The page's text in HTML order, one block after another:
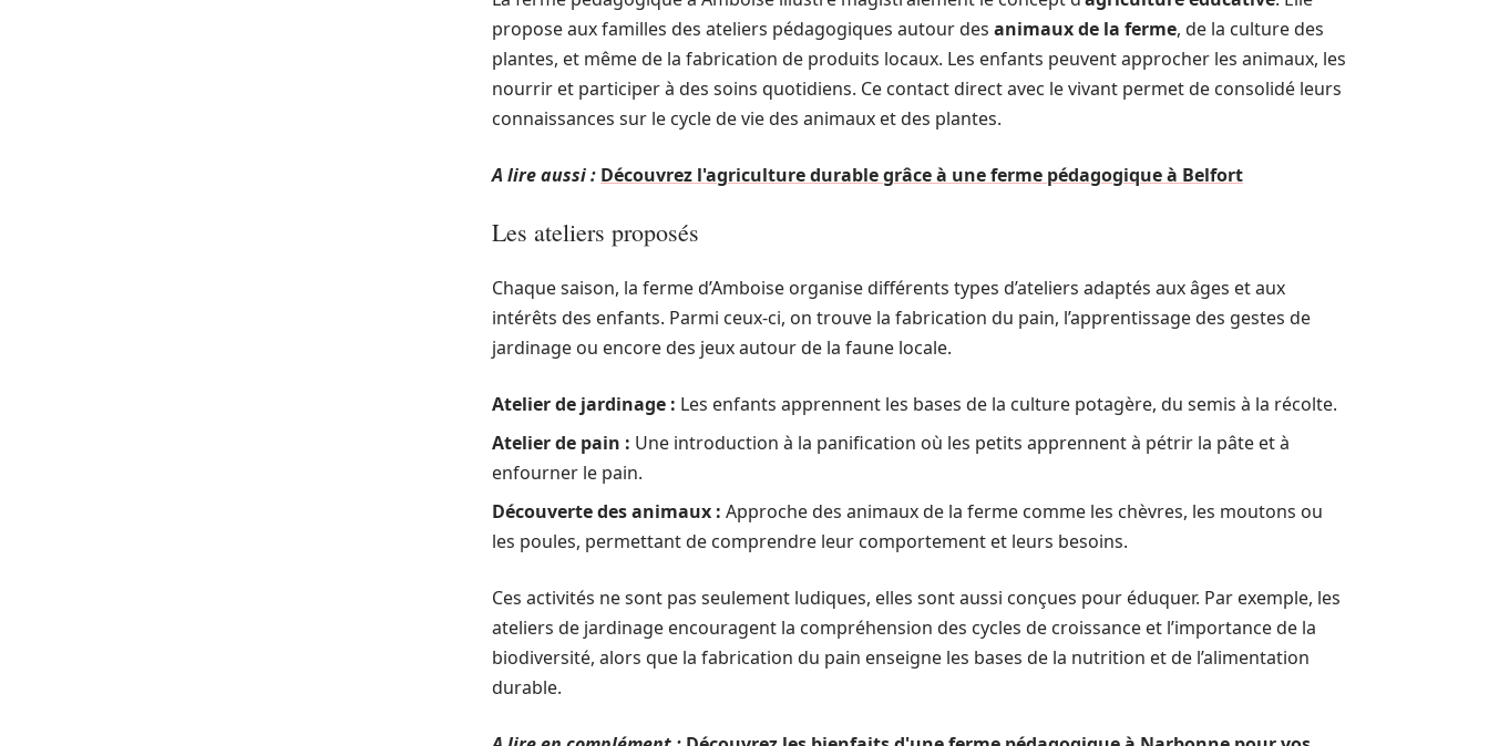
propose aux familles des ateliers pédagogiques autour des animaux de la ferme, de la culture des
plantes, et même de la fabrication de produits locaux. Les enfants peuvent approcher les animaux, les
nourrir et participer à des soins quotidiens. Ce contact direct avec le vivant permet de consolidé leurs
connaissances sur le cycle de vie des animaux et des plantes.
A lire aussi : Découvrez l'agriculture durable grâce à une ferme pédagogique à Belfort
Les ateliers proposés
Chaque saison, la ferme d’Amboise organise différents types d’ateliers adaptés aux âges et aux
intérêts des enfants. Parmi ceux-ci, on trouve la fabrication du pain, l’apprentissage des gestes de
jardinage ou encore des jeux autour de la faune locale.
Atelier de jardinage : Les enfants apprennent les bases de la culture potagère, du semis à la récolte.
Atelier de pain : Une introduction à la panification où les petits apprennent à pétrir la pâte et à
enfourner le pain.
Découverte des animaux : Approche des animaux de la ferme comme les chèvres, les moutons ou
les poules, permettant de comprendre leur comportement et leurs besoins.
Ces activités ne sont pas seulement ludiques, elles sont aussi conçues pour éduquer. Par exemple, les
ateliers de jardinage encouragent la compréhension des cycles de croissance et l’importance de la
biodiversité, alors que la fabrication du pain enseigne les bases de la nutrition et de l’alimentation
durable.